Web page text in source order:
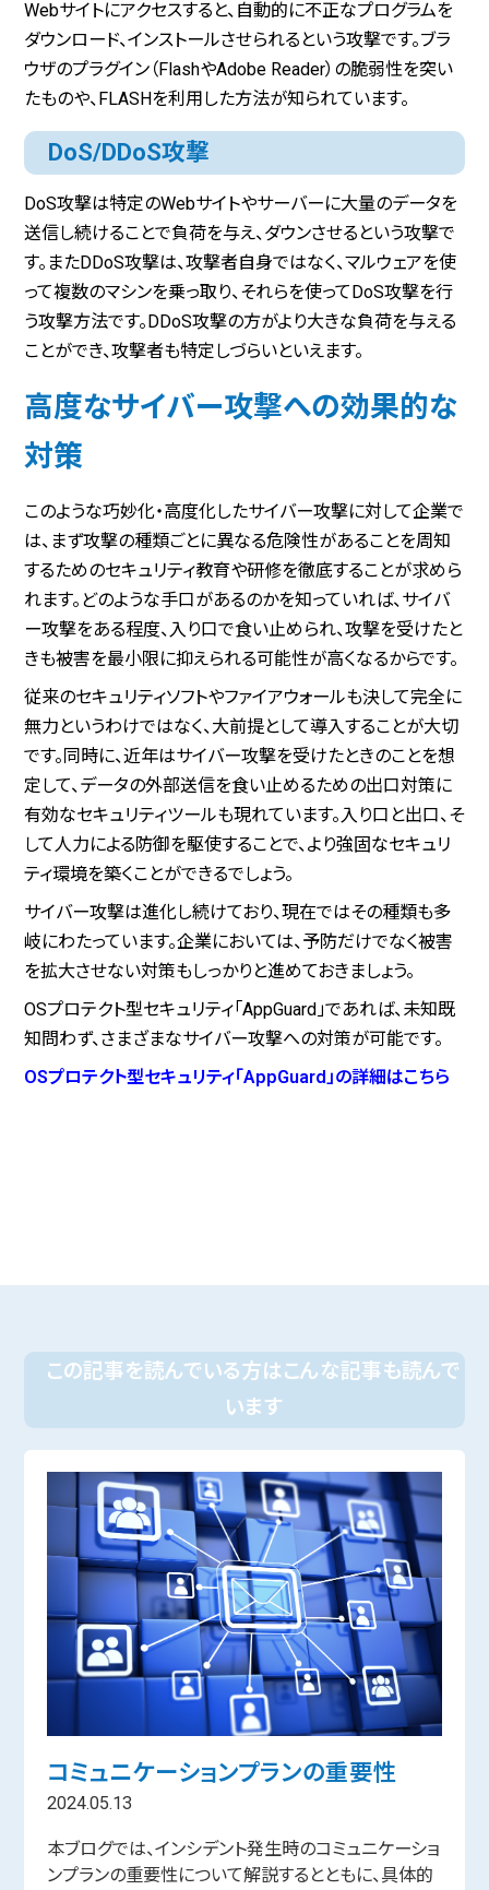
Webサイトにアクセスすると、自動的に不正なプログラムを
ダウンロード、インストールさせられるという攻撃です。ブラ
ウザのプラグイン（FlashやAdobe Reader）の脆弱性を突い
たものや、FLASHを利用した方法が知られています。
DoS/DDoS攻撃
DoS攻撃は特定のWebサイトやサーバーに大量のデータを
送信し続けることで負荷を与え、ダウンさせるという攻撃で
す。またDDoS攻撃は、攻撃者自身ではなく、マルウェアを使
って複数のマシンを乗っ取り、それらを使ってDoS攻撃を行
う攻撃方法です。DDoS攻撃の方がより大きな負荷を与える
ことができ、攻撃者も特定しづらいといえます。
高度なサイバー攻撃への効果的な
対策
このような巧妙化・高度化したサイバー攻撃に対して企業で
は、まず攻撃の種類ごとに異なる危険性があることを周知
するためのセキュリティ教育や研修を徹底することが求めら
れます。どのような手口があるのかを知っていれば、サイバ
ー攻撃をある程度、入り口で食い止められ、攻撃を受けたと
きも被害を最小限に抑えられる可能性が高くなるからです。
従来のセキュリティソフトやファイアウォールも決して完全に
無力というわけではなく、大前提として導入することが大切
です。同時に、近年はサイバー攻撃を受けたときのことを想
定して、データの外部送信を食い止めるための出口対策に
有効なセキュリティツールも現れています。入り口と出口、そ
して人力による防御を駆使することで、より強固なセキュリ
ティ環境を築くことができるでしょう。
サイバー攻撃は進化し続けており、現在ではその種類も多
岐にわたっています。企業においては、予防だけでなく被害
を拡大させない対策もしっかりと進めておきましょう。
OSプロテクト型セキュリティ「AppGuard」であれば、未知既
知問わず、さまざまなサイバー攻撃への対策が可能です。
OSプロテクト型セキュリティ「AppGuard」の詳細はこちら
この記事を読んでいる方はこんな記事も読んで
います
コミュニケーションプランの重要性
2024.05.13
本ブログでは、インシデント発生時のコミュニケーショ
ンプランの重要性について解説するとともに、具体的